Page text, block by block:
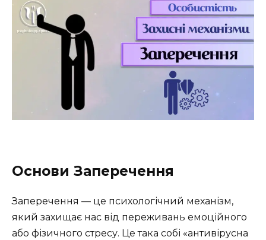
Основи Заперечення
Заперечення — це психологічний механізм,
який захищає нас від переживань емоційного
або фізичного стресу. Це така собі «антивірусна